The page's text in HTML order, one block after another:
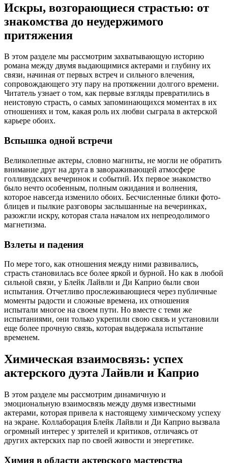
Искры, возгорающиеся страстью: от
знакомства до неудержимого
притяжения
В этом разделе мы рассмотрим захватывающую историю
романа между двумя выдающимися актерами и глубину их
связи, начиная от первых встреч и сильного влечения,
сопровождающего эту пару на протяжении долгого времени.
Читатель узнает о том, как первые взгляды превратились в
неистовую страсть, о самых запоминающихся моментах в их
отношениях и том, какая роль их любви сыграла в актерской
карьере обоих.
Вспышка одной встречи
Великолепные актеры, словно магниты, не могли не обратить
внимание друг на друга в завораживающей атмосфере
голливудских вечеринок и событий. Их первое знакомство
было нечто особенным, полным ожидания и волнения,
которое навсегда изменило обоих. Бесчисленные блики фото-
блицев и пылкие разговоры заслышанные на вечеринках,
разожгли искру, которая стала началом их непреодолимого
магнетизма.
Взлеты и падения
По мере того, как отношения между ними развивались,
страсть становилась все более яркой и бурной. Но как в любой
сильной связи, у Блейк Лайвли и Ди Каприо были свои
испытания. Отчетливо прослеживающиеся через публичные
моменты радости и сложные времена, их отношения
испытали многое на своем пути. Но вместе с теми же
испытаниями, они только укрепили свою связь и установили
еще более прочную связь, которая выдержала испытание
временем.
Химическая взаимосвязь: успех
актерского дуэта Лайвли и Каприо
В этом разделе мы рассмотрим динамичную и
эмоциональную взаимосвязь между двумя известными
актерами, которая привела к настоящему химическому успеху
на экране. Коллаборация Блейк Лайвли и Ди Каприо вызвала
огромный интерес у зрителей и критиков, отличаясь от
других актерских пар по своей живости и энергетике.
Химия в области актерского мастерства